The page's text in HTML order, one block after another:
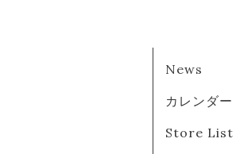
News
カレンダー
Store List